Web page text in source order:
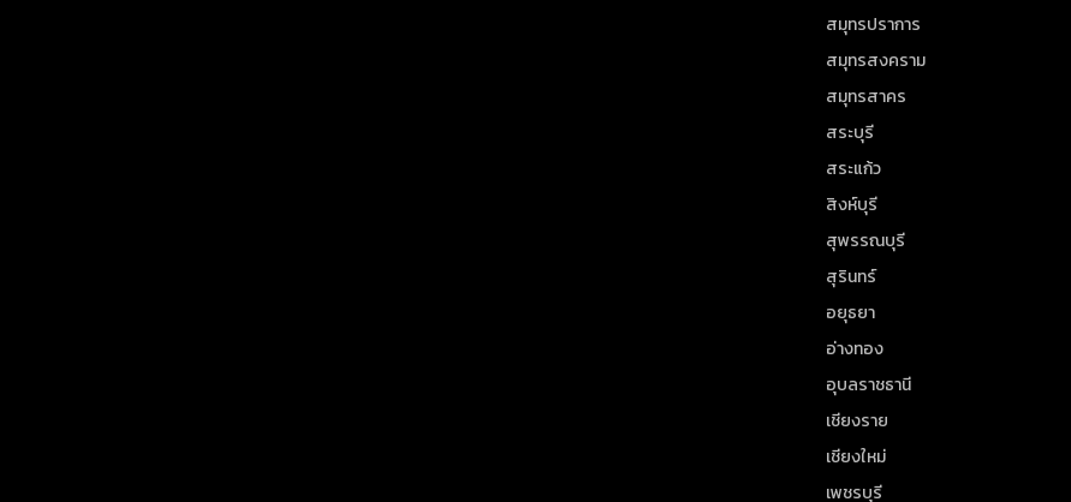
สมุทรปราการ
สมุทรสงคราม
สมุทรสาคร
สระบุรี
สระแก้ว
สิงห์บุรี
สุพรรณบุรี
สุรินทร์
อยุธยา
อ่างทอง
อุบลราชธานี
เชียงราย
เชียงใหม่
เพชรบุรี